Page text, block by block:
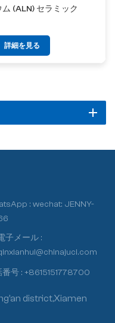
ム (ALN) セラミック
詳細を見る
:wechat: JENNY-
子メール :
番号 :+8615151778700
district,Xiamen